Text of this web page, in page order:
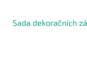
Sada dekoračních